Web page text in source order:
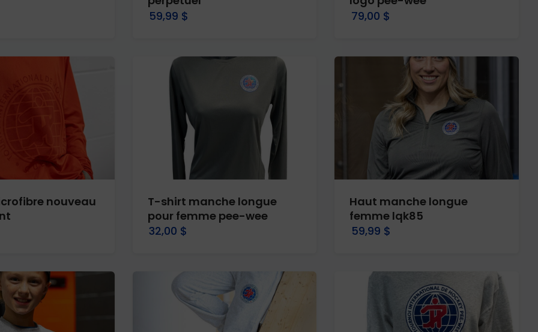
59,99 $
79,00 $
nouveau
T-shirt manche longue
pour femme pee-wee
32,00 $
Haut manche longue
femme lqk85
59,99 $